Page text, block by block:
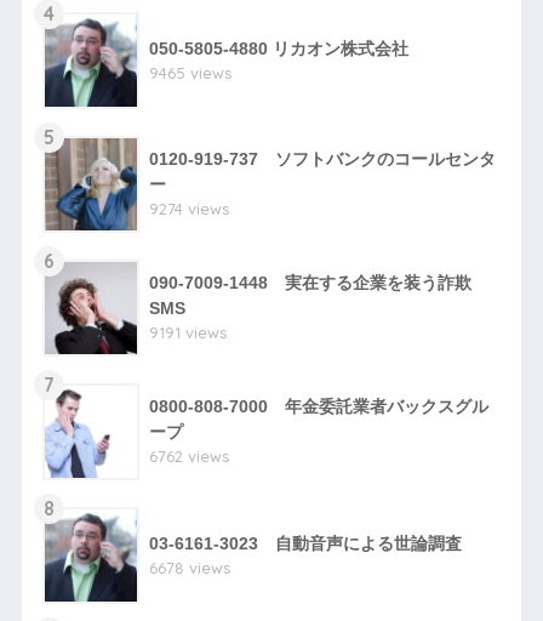
4
050-5805-4880 リカオン株式会社
9465 views
5
0120-919-737 ソフトバンクのコールセンタ
ー
9274 views
6
090-7009-1448 実在する企業を装う詐欺
SMS
9191 views
7
0800-808-7000 年金委託業者バックスグル
ープ
6762 views
8
03-6161-3023 自動音声による世論調査
6678 views